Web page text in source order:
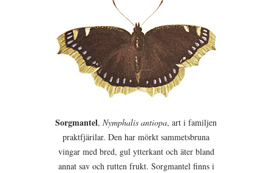
Sorgmantel, Nymphalis antiopa, art i familjen
praktfjärilar. Den har mörkt sammetsbruna
vingar med bred, gul ytterkant och äter bland
annat sav och rutten frukt. Sorgmantel finns i